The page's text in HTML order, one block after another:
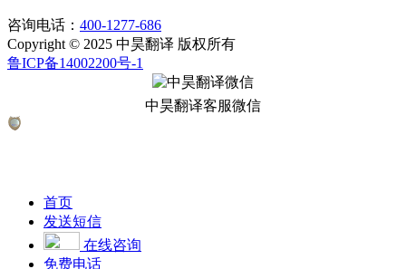
咨询电话： 400-1277-686
Copyright © 2025 中昊翻译 版权所有
鲁ICP备14002200号-1
中昊翻译客服微信
首页
发送短信
在线咨询
免费电话